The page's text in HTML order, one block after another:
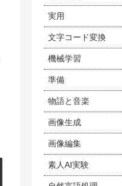
実用
文字コード変換
機械学習
準備
物語と音楽
画像生成
画像編集
素人AI実験